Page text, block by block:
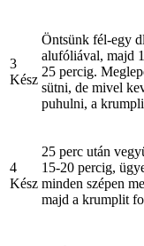
3
Kész
Öntsünk fél-egy
alufóliával, majd
25 percig.
sütni, de mivel
puhulni, a
4
Kész
25 perc után
15-20 percig,
minden szépen
majd a krumplit